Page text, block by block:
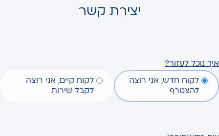
יצירת קשר
איך נוכל לעזור?
לקוח חדש, אני רוצה
להצטרף
לקוח קיים, אני רוצה
לקבל שירות